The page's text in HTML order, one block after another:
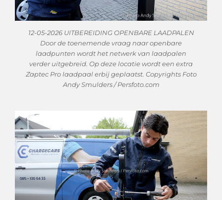
12-05-2026 UITBEREIDING OPENBARE LAADPALEN
Door de toenemende vraag naar openbare
laadpunten wordt het netwerk van laadpalen
verder uitgebreid. Op deze locatie wordt een extra
Zaptec Pro laadpaal erbij geplaatst. Copyrights Foto
Andy Smulders / Persfoto.com